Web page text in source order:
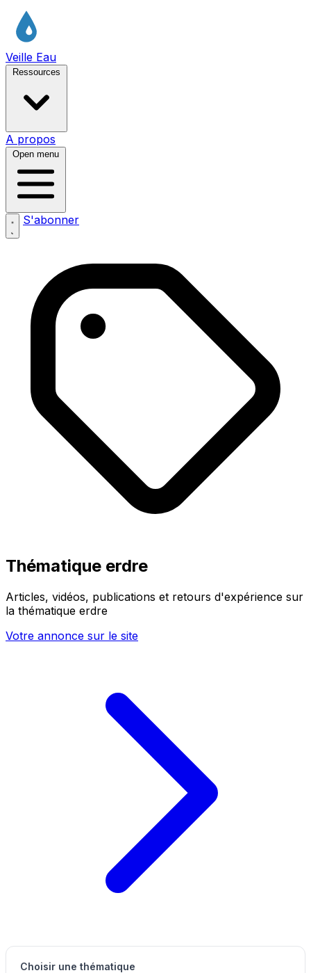
Veille Eau
Ressources
A propos
Open menu
S'abonner
Thématique erdre
Articles, vidéos, publications et retours d'expérience sur
la thématique erdre
Votre annonce sur le site
Choisir une thématique